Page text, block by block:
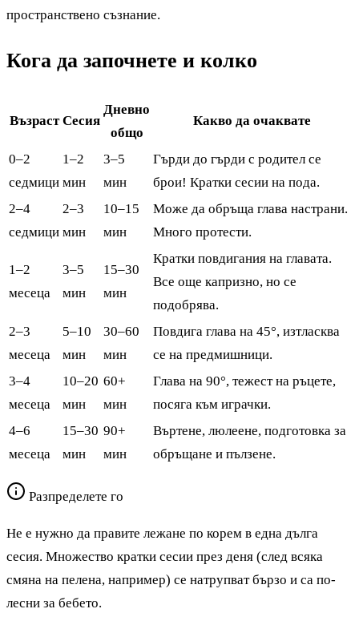
пространствено съзнание.
Кога да започнете и колко
Възраст Сесия
Дневно
общо
Какво да очаквате
0–2
седмици
1–2
мин
3–5
мин
Гърди до гърди с родител се
брои! Кратки сесии на пода.
2–4
седмици
2–3
мин
10–15
мин
Може да обръща глава настрани.
Много протести.
1–2
месеца
3–5
мин
15–30
мин
Кратки повдигания на главата.
Все още капризно, но се
подобрява.
2–3
месеца
5–10
мин
30–60
мин
Повдига глава на 45°, изтласква
се на предмишници.
3–4
месеца
10–20
мин
60+
мин
Глава на 90°, тежест на ръцете,
посяга към играчки.
4–6
месеца
15–30
мин
90+
мин
Въртене, люлеене, подготовка за
обръщане и пълзене.
Разпределете го
Не е нужно да правите лежане по корем в една дълга
сесия. Множество кратки сесии през деня (след всяка
смяна на пелена, например) се натрупват бързо и са по-
лесни за бебето.